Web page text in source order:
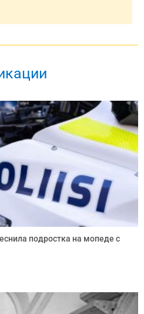
подростка на мопеде с